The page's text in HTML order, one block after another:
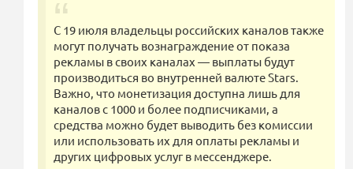
С 19 июля владельцы российских каналов также
могут получать вознаграждение от показа
рекламы в своих каналах — выплаты будут
производиться во внутренней валюте Stars.
Важно, что монетизация доступна лишь для
каналов с 1000 и более подписчиками, а
средства можно будет выводить без комиссии
или использовать их для оплаты рекламы и
других цифровых услуг в мессенджере.